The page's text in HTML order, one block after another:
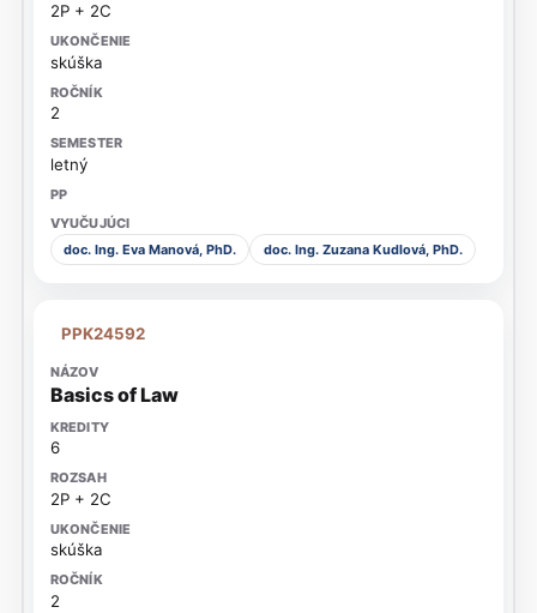
2P + 2C
skúška
2
letný
doc. Ing. Eva Manová, PhD. doc. Ing. Zuzana Kudlová, PhD.
PPK24592
Basics of Law
6
2P + 2C
skúška
2